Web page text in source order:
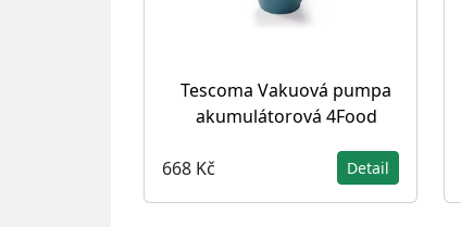
Tescoma Vakuová pumpa
akumulátorová 4Food
668 Kč Detail